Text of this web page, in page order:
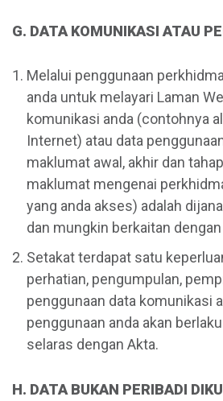
G. DATA KOMUNIKASI ATAU
Melalui penggunaan
anda untuk melayari Laman
komunikasi anda (contohnya
Internet) atau data
maklumat awal, akhir dan
maklumat mengenai
yang anda akses) adalah
dan mungkin berkaitan dengan
Setakat terdapat satu
perhatian, pengumpulan,
penggunaan data komunikasi
penggunaan anda akan
selaras dengan Akta.
H. DATA BUKAN PERIBADI